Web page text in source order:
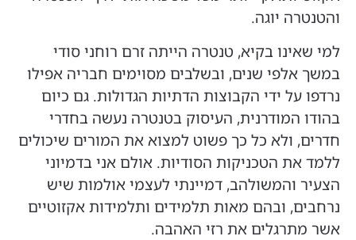
והטנטרה יוגה.
למי שאינו בקיא, טנטרה הייתה זרם רוחני סודי
במשך אלפי שנים, ובשלבים מסוימים חבריה אפילו
נרדפו על ידי הקבוצות הדתיות הגדולות. גם כיום
בהודו המודרנית, העיסוק בטנטרה נעשה בחדרי
חדרים, ולא כל כך פשוט למצוא את המורים שיכולים
ללמד את הטכניקות הסודיות. אולם אני בדמיוני
הצעיר והמשולהב, דמיינתי לעצמי אולמות שיש
נרחבים, ובהם מאות תלמידים ותלמידות אקזוטיים
אשר מתרגלים את רזי האהבה.